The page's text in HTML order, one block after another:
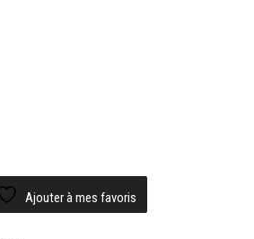
Ajouter à mes favoris